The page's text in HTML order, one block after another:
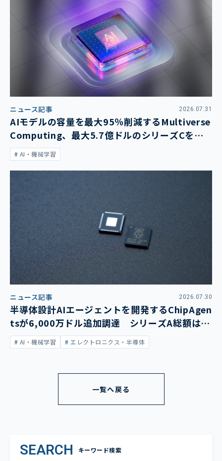
ニュース記事 2026.07.31
AIモデルの容量を最大95％削減するMultiverse
Computing、最大5.7億ドルのシリーズCを発
表AI・機械学習
ニュース記事 2026.07.30
半導体設計AIエージェントを開発するChipAgen
tsが6,000万ドル追加調達 シリーズA総額は1
億3,400万ドルに
AI・機械学習 エレクトロニクス・半導体
一覧へ戻る
SEARCH キーワード検索